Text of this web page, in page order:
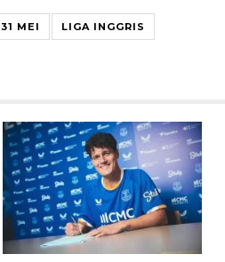
31 MEI LIGA INGGRIS